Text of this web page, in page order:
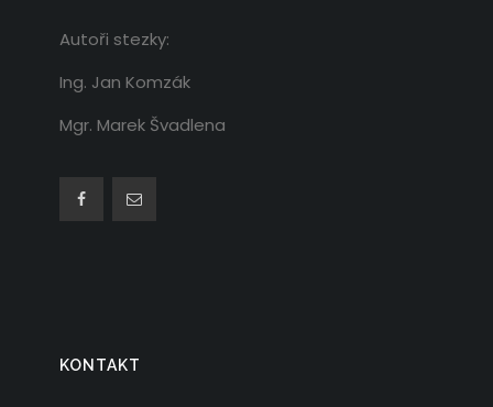
Autoři stezky:
Ing. Jan Komzák
Mgr. Marek Švadlena
KONTAKT